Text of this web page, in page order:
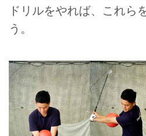
ドリルをやれば、これら
う。